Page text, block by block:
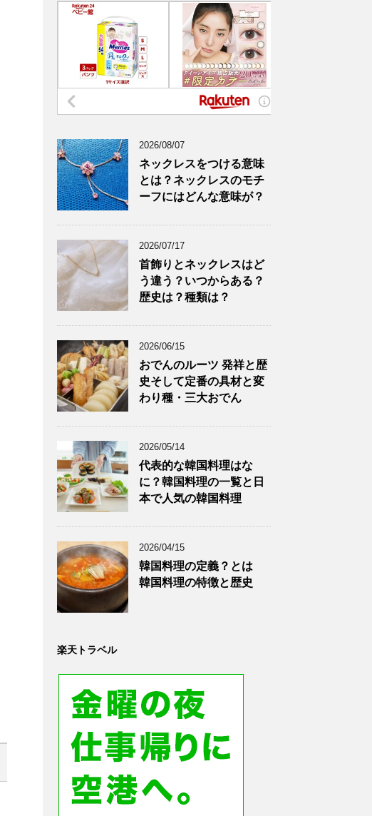
2026/08/07
ネックレスをつける意味
とは？ネックレスのモチ
ーフにはどんな意味が？
2026/07/17
首飾りとネックレスはど
う違う？いつからある？
歴史は？種類は？
2026/06/15
おでんのルーツ 発祥と歴
史そして定番の具材と変
わり種・三大おでん
2026/05/14
代表的な韓国料理はな
に？韓国料理の一覧と日
本で人気の韓国料理
2026/04/15
韓国料理の定義？とは
韓国料理の特徴と歴史
楽天トラベル